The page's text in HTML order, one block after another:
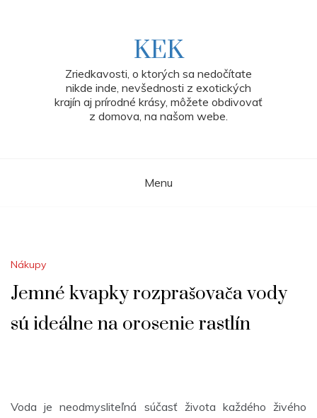
KEK
Zriedkavosti, o ktorých sa nedočítate
nikde inde, nevšednosti z exotických
krajín aj prírodné krásy, môžete obdivovať
z domova, na našom webe.
Menu
Nákupy
Jemné kvapky rozprašovača vody
sú ideálne na orosenie rastlín
Voda je neodmysliteľná súčasť života každého živého